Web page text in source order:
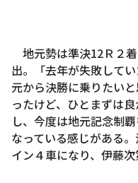
地元勢は準決12Ｒ２
出。「去年が失敗して
元から決勝に乗りたい
ったけど、ひとまずは
し、今度は地元記念制
なっている感じがある
イン４車になり、伊藤